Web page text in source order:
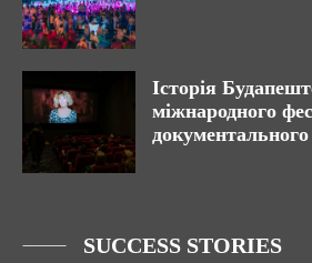
Історія
міжнародного
документального
SUCCESS STORIES